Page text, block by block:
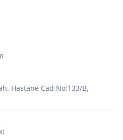
Hastane Cad No:133/B,